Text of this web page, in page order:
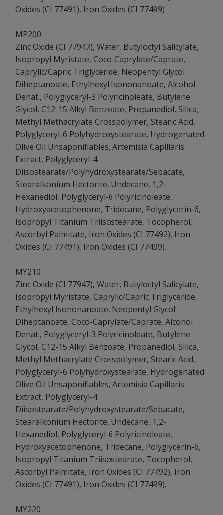
Oxides (CI 77491), Iron Oxides (CI 77499)
MP200
Zinc Oxide (CI 77947), Water, Butyloctyl Salicylate,
Isopropyl Myristate, Coco-Caprylate/Caprate,
Caprylic/Capric Triglyceride, Neopentyl Glycol
Diheptanoate, Ethylhexyl Isononanoate, Alcohol
Denat., Polyglyceryl-3 Polyricinoleate, Butylene
Glycol, C12-15 Alkyl Benzoate, Propanediol, Silica,
Methyl Methacrylate Crosspolymer, Stearic Acid,
Polyglyceryl-6 Polyhydroxystearate, Hydrogenated
Olive Oil Unsaponifiables, Artemisia Capillaris
Extract, Polyglyceryl-4
Diisostearate/Polyhydroxystearate/Sebacate,
Stearalkonium Hectorite, Undecane, 1,2-
Hexanediol, Polyglyceryl-6 Polyricinoleate,
Hydroxyacetophenone, Tridecane, Polyglycerin-6,
Isopropyl Titanium Triisostearate, Tocopherol,
Ascorbyl Palmitate, Iron Oxides (CI 77492), Iron
Oxides (CI 77491), Iron Oxides (CI 77499).
MY210
Zinc Oxide (CI 77947), Water, Butyloctyl Salicylate,
Isopropyl Myristate, Caprylic/Capric Triglyceride,
Ethylhexyl Isononanoate, Neopentyl Glycol
Diheptanoate, Coco-Caprylate/Caprate, Alcohol
Denat., Polyglyceryl-3 Polyricinoleate, Butylene
Glycol, C12-15 Alkyl Benzoate, Propanediol, Silica,
Methyl Methacrylate Crosspolymer, Stearic Acid,
Polyglyceryl-6 Polyhydroxystearate, Hydrogenated
Olive Oil Unsaponifiables, Artemisia Capillaris
Extract, Polyglyceryl-4
Diisostearate/Polyhydroxystearate/Sebacate,
Stearalkonium Hectorite, Undecane, 1,2-
Hexanediol, Polyglyceryl-6 Polyricinoleate,
Hydroxyacetophenone, Tridecane, Polyglycerin-6,
Isopropyl Titanium Triisostearate, Tocopherol,
Ascorbyl Palmitate, Iron Oxides (CI 77492), Iron
Oxides (CI 77491), Iron Oxides (CI 77499).
MY220